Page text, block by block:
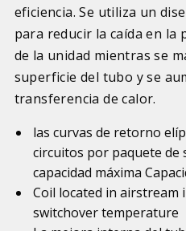
eficiencia. Se utiliza un
para reducir la caída en la
de la unidad mientras se
superficie del tubo y se
transferencia de calor.
las curvas de retorno
circuitos por paquete de
capacidad máxima
Coil located in airstream
switchover temperature